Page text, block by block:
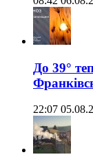
До 39°
22:07